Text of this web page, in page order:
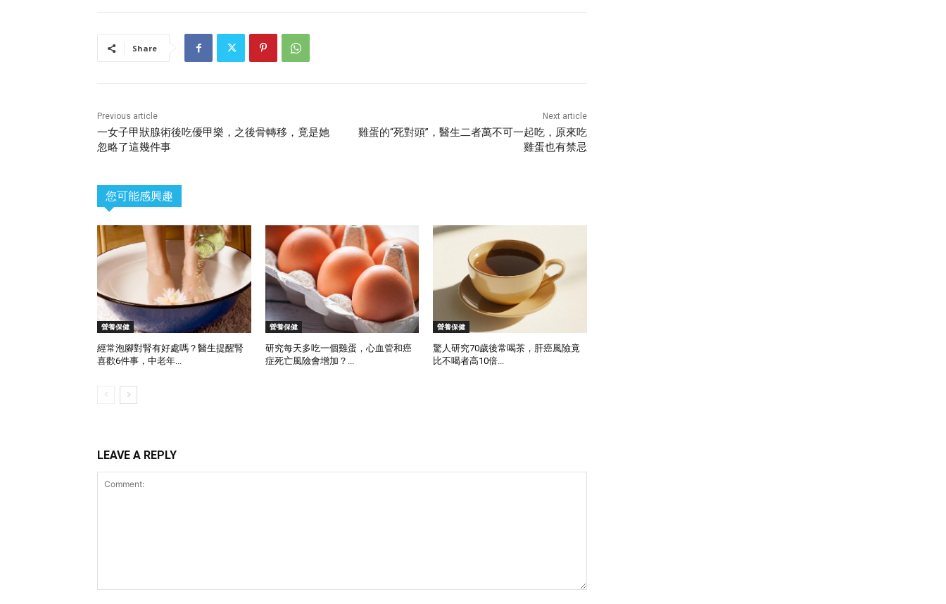
Share
Previous article
一女子甲狀腺術後吃優甲樂，之後骨轉移，竟是她
忽略了這幾件事
Next article
雞蛋的“死對頭”，醫生二者萬不可一起吃，原來吃
雞蛋也有禁忌
您可能感興趣
營養保健
經常泡腳對腎有好處嗎？醫生提醒腎
喜歡6件事，中老年...
營養保健
研究每天多吃一個雞蛋，心血管和癌
症死亡風險會增加？...
營養保健
驚人研究70歲後常喝茶，肝癌風險竟
比不喝者高10倍...
LEAVE A REPLY